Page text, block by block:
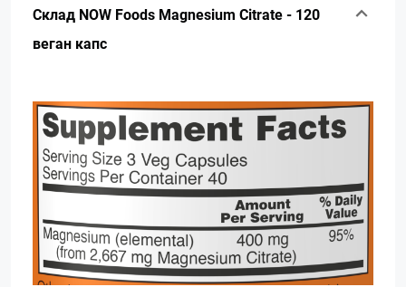
Склад NOW Foods Magnesium Citrate - 120
веган капс